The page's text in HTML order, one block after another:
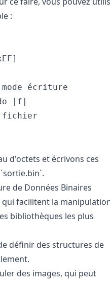
:
écriture
|f|
d'octets et écrivons ces
de Données Binaires
facilitent la
bibliothèques les plus
définir des structures de
des images, qui peut